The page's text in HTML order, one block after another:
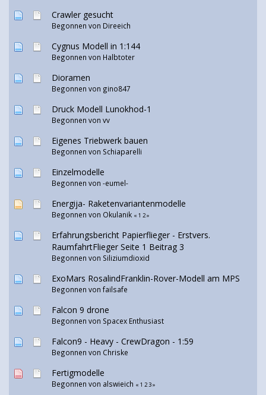
Crawler gesucht
Begonnen von Direeich
Cygnus Modell in 1:144
Begonnen von Halbtoter
Dioramen
Begonnen von gino847
Druck Modell Lunokhod-1
Begonnen von vv
Eigenes Triebwerk bauen
Begonnen von Schiaparelli
Einzelmodelle
Begonnen von -eumel-
Energija- Raketenvariantenmodelle
Begonnen von Okulanik « 1 2»
Erfahrungsbericht Papierflieger - Erstvers.
RaumfahrtFlieger Seite 1 Beitrag 3
Begonnen von Siliziumdioxid
ExoMars RosalindFranklin-Rover-Modell am MPS
Begonnen von failsafe
Falcon 9 drone
Begonnen von Spacex Enthusiast
Falcon9 - Heavy - CrewDragon - 1:59
Begonnen von Chriske
Fertigmodelle
Begonnen von alswieich « 1 23»